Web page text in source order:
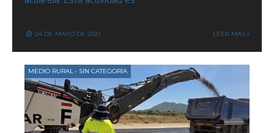
24 DE MAYO DE 2021 LEER MÁS
MEDIO RURAL • SIN CATEGORÍA